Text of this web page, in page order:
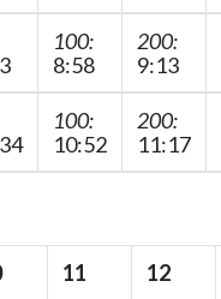
100:
8:58
200:
9:13
100:
10:52
200:
11:17
11 12